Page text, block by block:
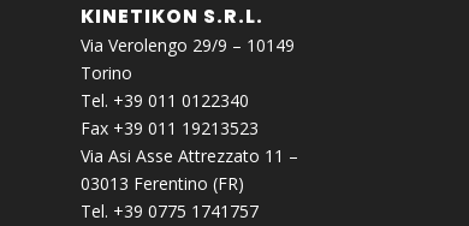
KINETIKON S.R.L.
Via Verolengo 29/9 – 10149
Torino
Tel. +39 011 0122340
Fax +39 011 19213523
Via Asi Asse Attrezzato 11 –
03013 Ferentino (FR)
Tel. +39 0775 1741757